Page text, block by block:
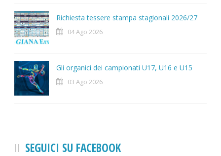
Richiesta tessere stampa stagionali 2026/27
04 Ago 2026
Gli organici dei campionati U17, U16 e U15
03 Ago 2026
SEGUICI SU FACEBOOK